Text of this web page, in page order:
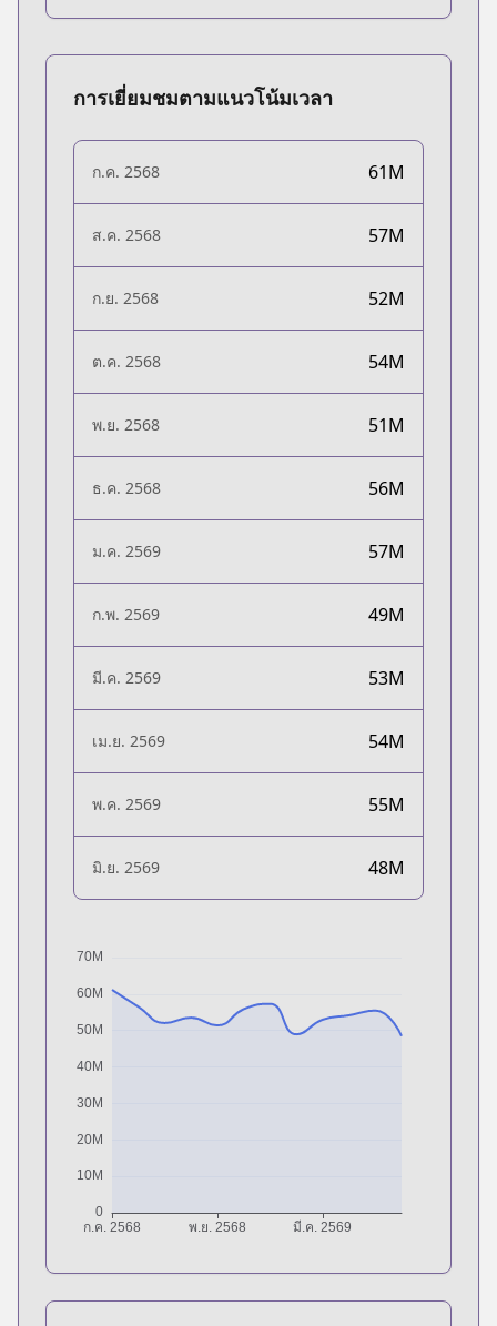
การเยี่ยมชมตามแนวโน้มเวลา
ก.ค. 2568 61M
ส.ค. 2568 57M
ก.ย. 2568 52M
ต.ค. 2568 54M
พ.ย. 2568 51M
ธ.ค. 2568 56M
ม.ค. 2569 57M
ก.พ. 2569 49M
มี.ค. 2569 53M
เม.ย. 2569 54M
พ.ค. 2569 55M
มิ.ย. 2569 48M